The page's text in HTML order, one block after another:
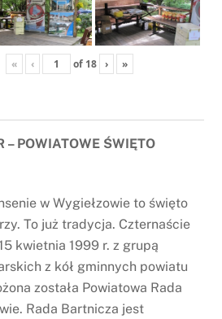
« ‹ of 18 › »
– POWIATOWE ŚWIĘTO
w Wygiełzowie to święto
To już tradycja. Czternaście
kwietnia 1999 r. z grupą
z kół gminnych powiatu
została Powiatowa Rada
Rada Bartnicza jest